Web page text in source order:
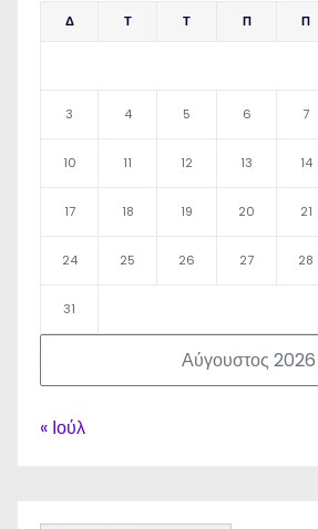
Αύγουστος 2026
Δ Τ Τ Π Π
3 4 5 6 7
10 11 12 13 14
17 18 19 20 21
24 25 26 27 28
31
« Ιούλ